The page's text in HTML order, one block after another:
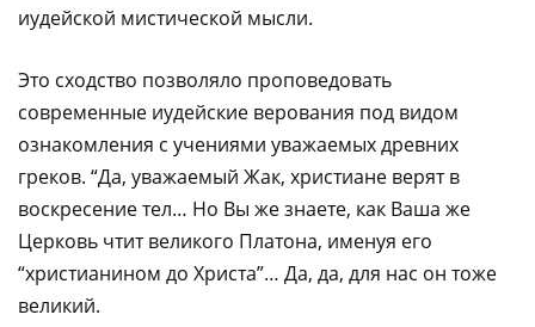
иудейской мистической мысли.
Это сходство позволяло проповедовать
современные иудейские верования под видом
ознакомления с учениями уважаемых древних
греков. “Да, уважаемый Жак, христиане верят в
воскресение тел… Но Вы же знаете, как Ваша же
Церковь чтит великого Платона, именуя его
“христианином до Христа”… Да, да, для нас он тоже
великий.